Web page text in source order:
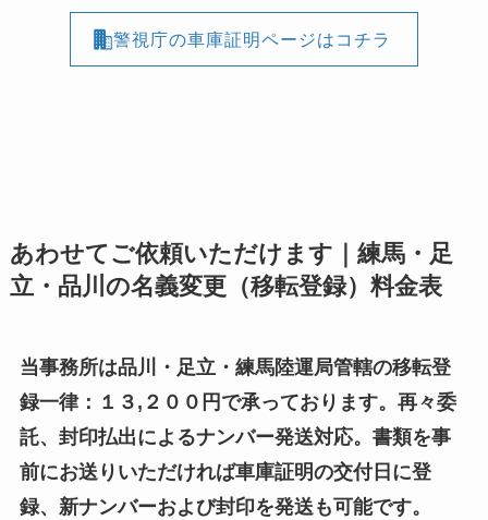
警視庁の車庫証明ページはコチラ
あわせてご依頼いただけます｜練馬・足
立・品川の名義変更（移転登録）料金表
当事務所は品川・足立・練馬陸運局管轄の移転登
録一律：１３,２００円で承っております。再々委
託、封印払出によるナンバー発送対応。書類を事
前にお送りいただければ車庫証明の交付日に登
録、新ナンバーおよび封印を発送も可能です。